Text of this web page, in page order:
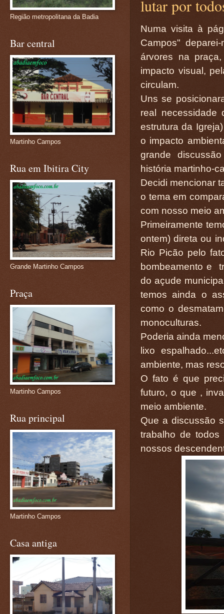
lutar por
Numa visita à
Campos" deparei-
árvores na
impacto visual,
circulam.
Uns se
real necessidade
estrutura da
o impacto
grande
história martinho-
Decidi mencionar
o tema em
com nosso meio
Primeiramente
ontem) direta ou
Rio Picão pelo
bombeamento e
do açude
temos ainda o
como o
monoculturas.
Poderia ainda
lixo
ambiente, mas
O fato é que
futuro, o que ,
meio ambiente.
Que a discussão
trabalho de
nossos
Região metropolitana da Badia
Bar central
Martinho Campos
Rua em Ibitira City
Grande Martinho Campos
Praça
Martinho Campos
Rua principal
Martinho Campos
Casa antiga